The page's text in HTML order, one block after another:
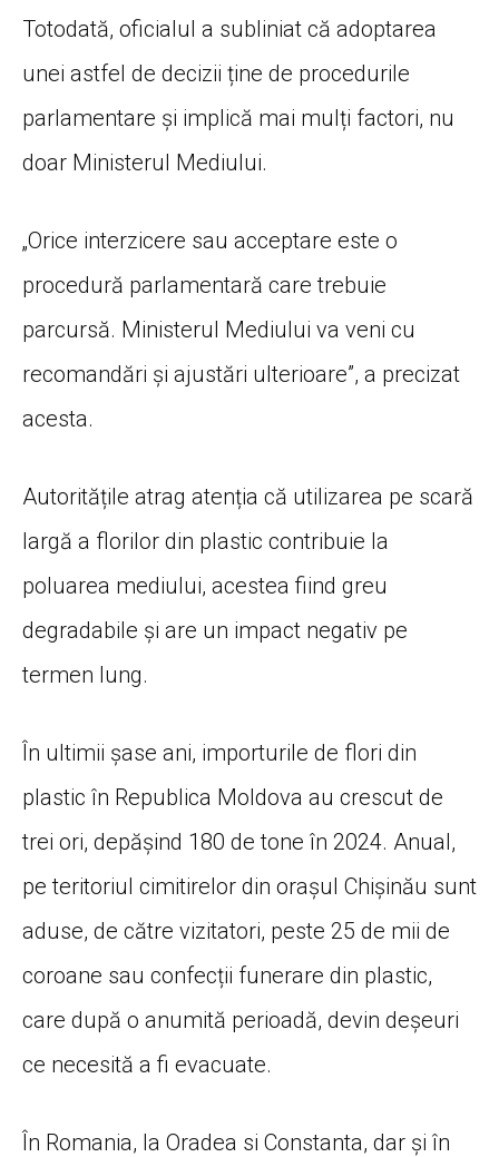
Totodată, oficialul a subliniat că adoptarea
unei astfel de decizii ține de procedurile
parlamentare și implică mai mulți factori, nu
doar Ministerul Mediului.
„Orice interzicere sau acceptare este o
procedură parlamentară care trebuie
parcursă. Ministerul Mediului va veni cu
recomandări și ajustări ulterioare”, a precizat
acesta.
Autoritățile atrag atenția că utilizarea pe scară
largă a florilor din plastic contribuie la
poluarea mediului, acestea fiind greu
degradabile și are un impact negativ pe
termen lung.
În ultimii șase ani, importurile de flori din
plastic în Republica Moldova au crescut de
trei ori, depășind 180 de tone în 2024. Anual,
pe teritoriul cimitirelor din orașul Chișinău sunt
aduse, de către vizitatori, peste 25 de mii de
coroane sau confecții funerare din plastic,
care după o anumită perioadă, devin deșeuri
ce necesită a fi evacuate.
În Romania, la Oradea si Constanta, dar și în